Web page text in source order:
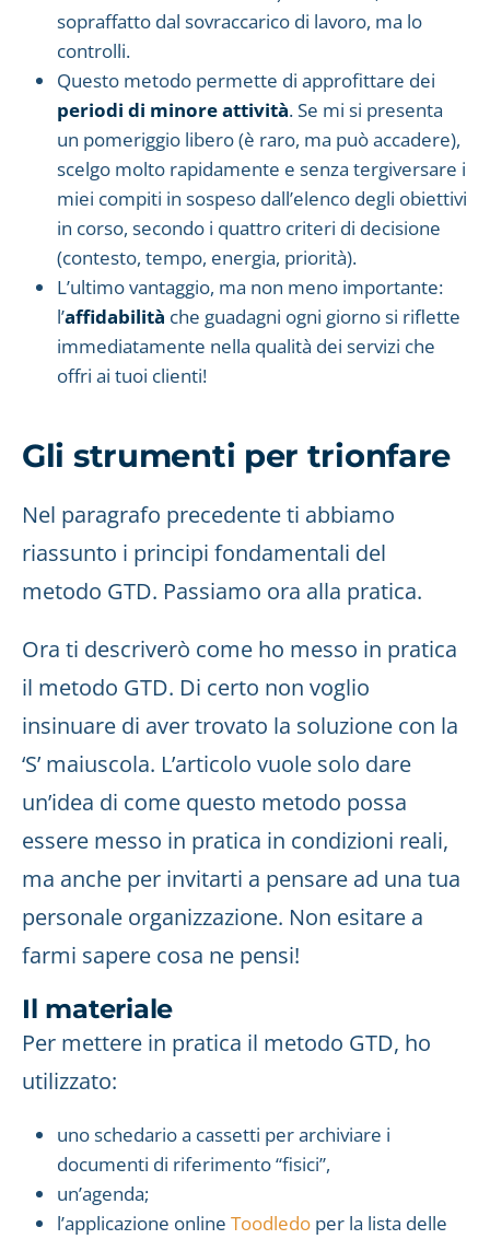
sopraffatto dal sovraccarico di lavoro, ma lo
controlli.
Questo metodo permette di approfittare dei
periodi di minore attività. Se mi si presenta
un pomeriggio libero (è raro, ma può accadere),
scelgo molto rapidamente e senza tergiversare i
miei compiti in sospeso dall’elenco degli obiettivi
in corso, secondo i quattro criteri di decisione
(contesto, tempo, energia, priorità).
L’ultimo vantaggio, ma non meno importante:
l’affidabilità che guadagni ogni giorno si riflette
immediatamente nella qualità dei servizi che
offri ai tuoi clienti!
Gli strumenti per trionfare
Nel paragrafo precedente ti abbiamo
riassunto i principi fondamentali del
metodo GTD. Passiamo ora alla pratica.
Ora ti descriverò come ho messo in pratica
il metodo GTD. Di certo non voglio
insinuare di aver trovato la soluzione con la
‘S’ maiuscola. L’articolo vuole solo dare
un’idea di come questo metodo possa
essere messo in pratica in condizioni reali,
ma anche per invitarti a pensare ad una tua
personale organizzazione. Non esitare a
farmi sapere cosa ne pensi!
Il materiale
Per mettere in pratica il metodo GTD, ho
utilizzato:
uno schedario a cassetti per archiviare i
documenti di riferimento “fisici”,
un’agenda;
l’applicazione online Toodledo per la lista delle